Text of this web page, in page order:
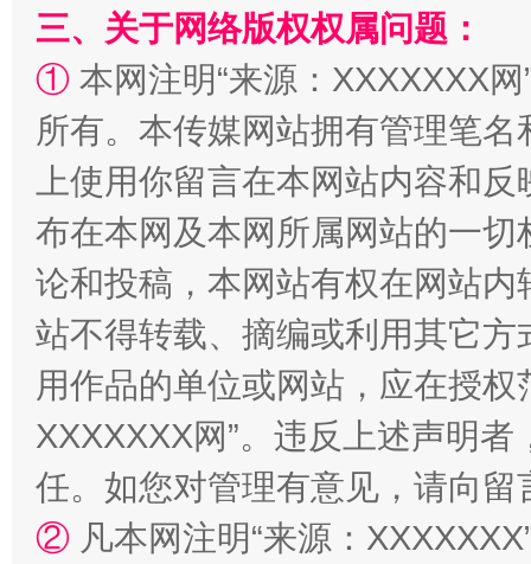
国家大学科技园优化重塑工作
三、关于网络版权权属问题：
① 本网注明“来源：XXXXXXX
所有。本传媒网站拥有管理笔
上使用你留言在本网站内容和
布在本网及本网所属网站的一
论和投稿，本网站有权在网站
站不得转载、摘编或利用其它
用作品的单位或网站，应在授
XXXXXXX网”。违反上述声明
任。如您对管理有意见，请向
② 凡本网注明“来源：